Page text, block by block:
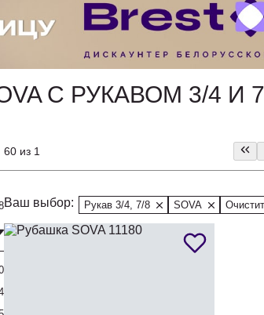
С РУКАВОМ 3/4 И 7/
60 из 1
Ваш выбор: Рукав 3/4, 7/8 SOVA